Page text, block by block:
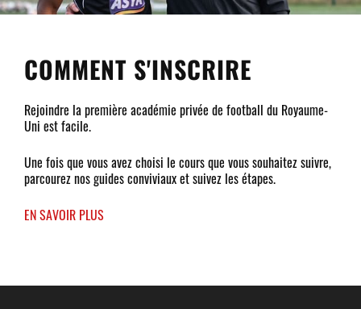
COMMENT S'INSCRIRE
Rejoindre la première académie privée de football du Royaume-
Uni est facile.
Une fois que vous avez choisi le cours que vous souhaitez suivre,
parcourez nos guides conviviaux et suivez les étapes.
EN SAVOIR PLUS